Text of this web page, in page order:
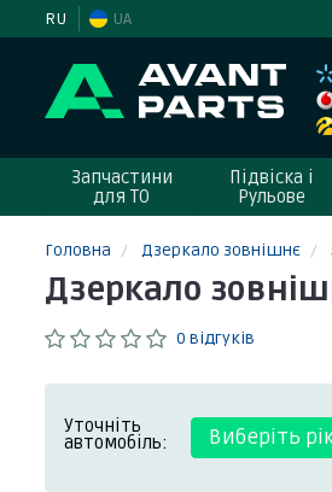
RU UA
Запчастини
для ТО
Підвіска і
Рульове
Головна Дзеркало зовнішнє
Дзеркало
0 відгуків
Уточніть
автомобіль: Виберіть